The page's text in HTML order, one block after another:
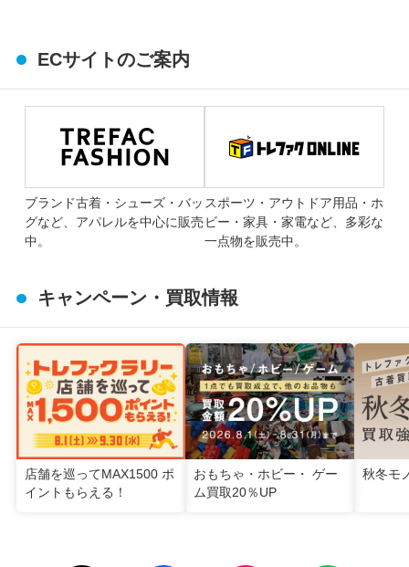
ECサイトのご案内
ブランド古着・シューズ・バッ
グなど、アパレルを中心に販売
中。
スポーツ・アウトドア用品・ホ
ビー・家具・家電など、多彩な
一点物を販売中。
キャンペーン・買取情報
店舗を巡ってMAX1500 ポ
イントもらえる！
おもちゃ・ホビー・ ゲー
ム買取20％UP
秋冬モ